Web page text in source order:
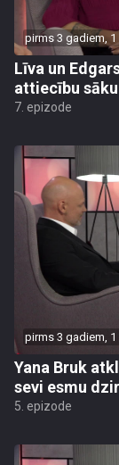
pirms 3 gadiem, 1
Līva un
attiecību
7. epizode
pirms 3 gadiem, 1
Yana Bruk
sevi esmu
5. epizode